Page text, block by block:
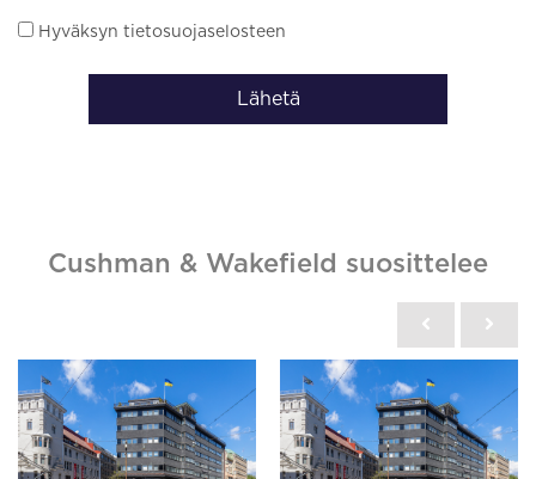
Hyväksyn tietosuojaselosteen
Lähetä
Cushman & Wakefield suosittelee